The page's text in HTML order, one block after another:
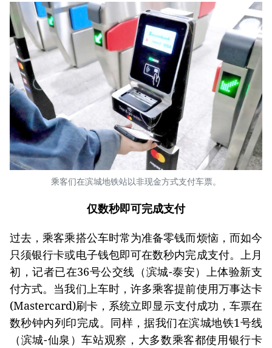
乘客们在滨城地铁站以非现金方式支付车票。
仅数秒即可完成支付
过去，乘客乘搭公车时常为准备零钱而烦恼，而如今
只须银行卡或电子钱包即可在数秒内完成支付。上月
初，记者已在36号公交线（滨城-泰安）上体验新支
付方式。当我们上车时，许多乘客提前使用万事达卡
(Mastercard)刷卡，系统立即显示支付成功，车票在
数秒钟内列印完成。同样，据我们在滨城地铁1号线
（滨城-仙泉）车站观察，大多数乘客都使用银行卡